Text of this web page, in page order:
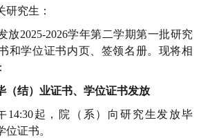
研究生：
放2025-2026学年第二学期第一批研究
和学位证书内页、签领名册。现将相
（结）业证书、学位证书发放
14:30起，院（系）向研究生发放毕
位证书。